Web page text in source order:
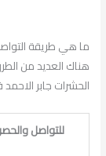
ما هي طريقة
هناك العديد من
الحشرات جابر
للتواصل